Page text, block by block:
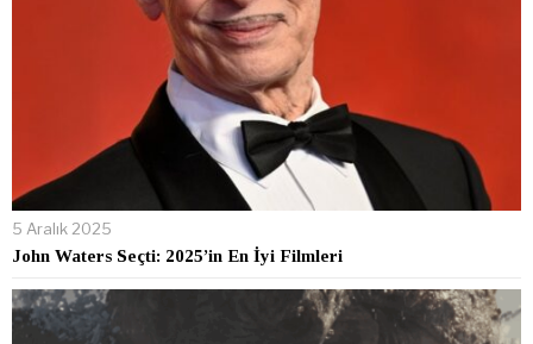
5 Aralık 2025
John Waters Seçti: 2025’in En İyi Filmleri